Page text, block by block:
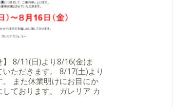
】 8/11(日)より8/16(金)ま
ただきます。 8/17(土)より
また休業明けにお目にか
ております。 ガレリア カ